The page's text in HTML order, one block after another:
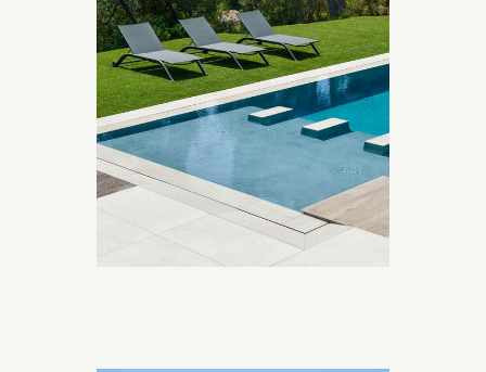
Les piscines en béton contemporaines Jacques
Brens sont uniques grâce au large choix de
matériaux et de revêtements et les nombreuses
options disponibles, miroir, couloir de nage, plage
immergée, débordement.